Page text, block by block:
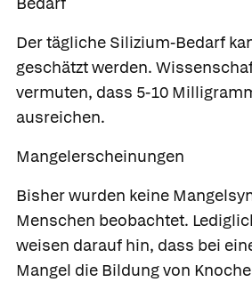
Der tägliche Silizium-Bedarf
geschätzt werden.
vermuten, dass 5-10
ausreichen.
Mangelerscheinungen
Bisher wurden keine
Menschen beobachtet.
weisen darauf hin, dass bei
Mangel die Bildung von